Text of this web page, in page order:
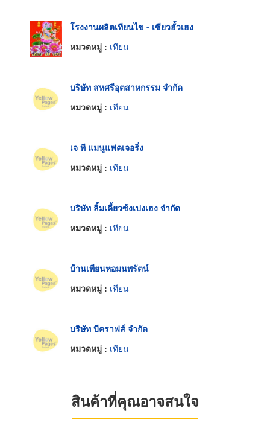
โรงงานผลิตเทียนไข - เซียวฮั้วเฮง
หมวดหมู่ : เทียน
บริษัท สหศรีอุตสาหกรรม จำกัด
หมวดหมู่ : เทียน
เจ ที แมนูแฟคเจอริ่ง
หมวดหมู่ : เทียน
บริษัท ลิ้มเคี้ยวซ้งเปงเฮง จำกัด
หมวดหมู่ : เทียน
บ้านเทียนหอมนพรัตน์
หมวดหมู่ : เทียน
บริษัท บีคราฟส์ จำกัด
หมวดหมู่ : เทียน
สินค้าที่คุณอาจสนใจ